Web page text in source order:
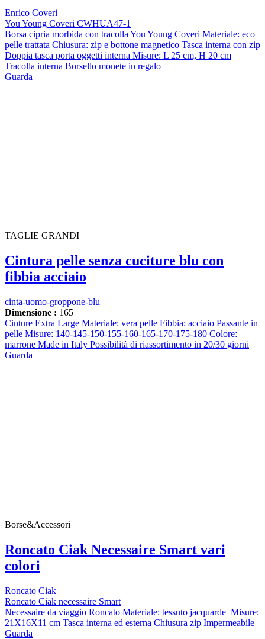
Enrico Coveri
You Young Coveri CWHUA47-1
Borsa cipria morbida con tracolla You Young Coveri Materiale: eco
pelle trattata Chiusura: zip e bottone magnetico Tasca interna con zip
Doppia tasca porta oggetti interna Misure: L 25 cm, H 20 cm
Tracolla interna Borsello monete in regalo
Guarda
TAGLIE GRANDI
Cintura pelle senza cuciture blu con
fibbia acciaio
cinta-uomo-groppone-blu
Dimensione : 165
Cinture Extra Large Materiale: vera pelle Fibbia: acciaio Passante in
pelle Misure: 140-145-150-155-160-165-170-175-180 Colore:
marrone Made in Italy Possibilità di riassortimento in 20/30 giorni
Guarda
Borse&Accessori
Roncato Ciak Necessaire Smart vari
colori
Roncato Ciak
Roncato Ciak necessaire Smart
Necessaire da viaggio Roncato Materiale: tessuto jacquarde Misure:
21X16X11 cm Tasca interna ed esterna Chiusura zip Impermeabile
Guarda